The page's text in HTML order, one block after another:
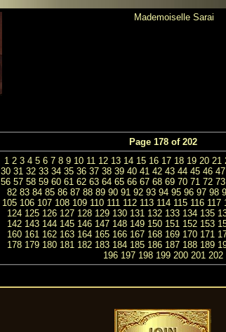
Mademoiselle Sarai
Page 178 of 202
1 2 3 4 5 6 7 8 9 10 11 12 13 14 15 16 17 18 19 20 21
30 31 32 33 34 35 36 37 38 39 40 41 42 43 44 45 46 47
56 57 58 59 60 61 62 63 64 65 66 67 68 69 70 71 72 73
82 83 84 85 86 87 88 89 90 91 92 93 94 95 96 97 98
105 106 107 108 109 110 111 112 113 114 115 116 117
124 125 126 127 128 129 130 131 132 133 134 135
142 143 144 145 146 147 148 149 150 151 152 153
160 161 162 163 164 165 166 167 168 169 170 171
178 179 180 181 182 183 184 185 186 187 188 189
196 197 198 199 200 201 202